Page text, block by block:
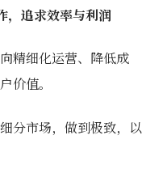
追求效率与利润
精细化运营、降低成
价值。
分市场，做到极致，以